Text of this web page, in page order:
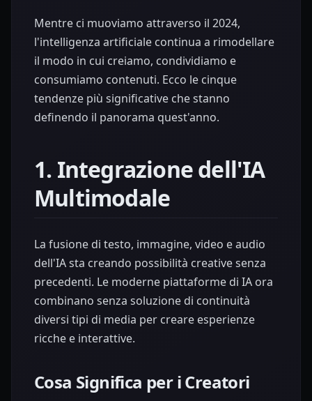
Mentre ci muoviamo attraverso il 2024,
l'intelligenza artificiale continua a rimodellare
il modo in cui creiamo, condividiamo e
consumiamo contenuti. Ecco le cinque
tendenze più significative che stanno
definendo il panorama quest'anno.
1. Integrazione dell'IA
Multimodale
La fusione di testo, immagine, video e audio
dell'IA sta creando possibilità creative senza
precedenti. Le moderne piattaforme di IA ora
combinano senza soluzione di continuità
diversi tipi di media per creare esperienze
ricche e interattive.
Cosa Significa per i Creatori